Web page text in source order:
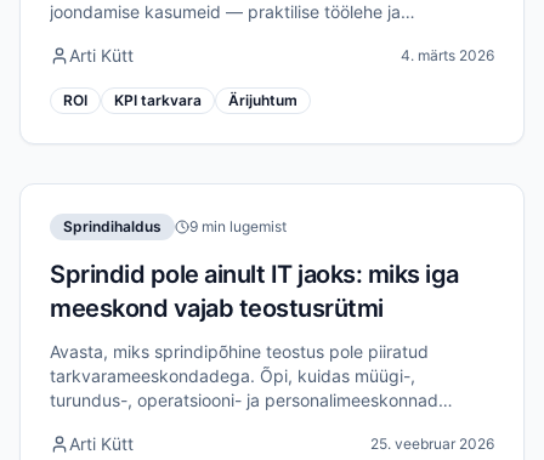
joondamise kasumeid — praktilise töölehe ja
Arti Kütt
4. märts 2026
ROI KPI tarkvara Ärijuhtum
Sprindihaldus 9 min lugemist
Sprindid pole ainult IT jaoks: miks iga
meeskond vajab teostusrütmi
Avasta, miks sprindipõhine teostus pole piiratud
tarkvarameeskondadega. Õpi, kuidas müügi-,
turundus-, operatsiooni- ja personalimeeskonnad
juhtimiseks.
Arti Kütt 25. veebruar 2026